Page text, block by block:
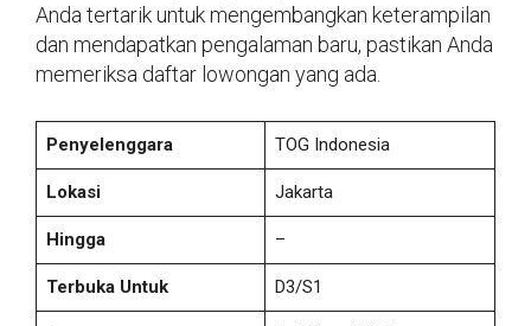
Anda tertarik untuk mengembangkan keterampilan
dan mendapatkan pengalaman baru, pastikan Anda
memeriksa daftar lowongan yang ada.
Penyelenggara TOG Indonesia
Lokasi Jakarta
Hingga –
Terbuka Untuk D3/S1